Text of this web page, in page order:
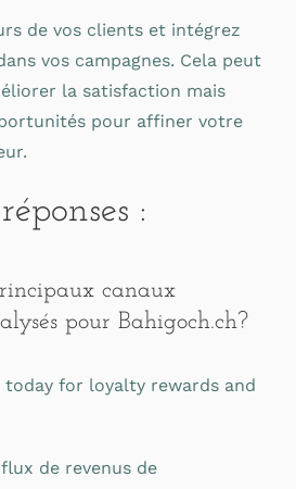
de vos clients et intégrez
vos campagnes. Cela peut
la satisfaction mais
pour affiner votre
:
canaux
pour Bahigoch.ch?
today for loyalty rewards and
flux de revenus de